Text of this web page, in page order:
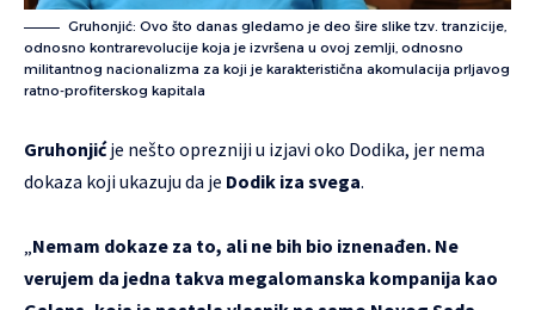
Gruhonjić: Ovo što danas gledamo je deo šire slike tzv. tranzicije,
odnosno kontrarevolucije koja je izvršena u ovoj zemlji, odnosno
militantnog nacionalizma za koji je karakteristična akomulacija prljavog
ratno-profiterskog kapitala
Gruhonjićje nešto oprezniji u izjavi oko Dodika, jer nema
dokaza koji ukazuju da je Dodik iza svega.
„Nemam dokaze za to, ali ne bih bio iznenađen. Ne
verujem da jedna takva megalomanska kompanija kao